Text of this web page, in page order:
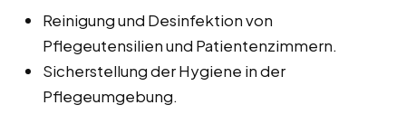
Reinigung und Desinfektion von
Pflegeutensilien und Patientenzimmern.
Sicherstellung der Hygiene in der
Pflegeumgebung.